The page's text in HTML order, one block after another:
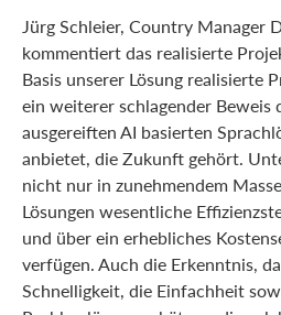
Jürg Schleier, Country Manager
kommentiert das realisierte
Basis unserer Lösung realisierte
ein weiterer schlagender Beweis
ausgereiften AI basierten
anbietet, die Zukunft gehört.
nicht nur in zunehmendem
Lösungen wesentliche
und über ein erhebliches
verfügen. Auch die Erkenntnis,
Schnelligkeit, die Einfachheit